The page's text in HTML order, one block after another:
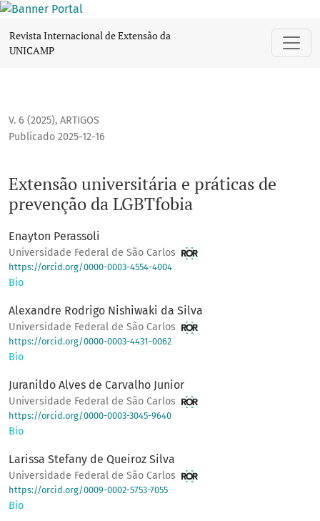
Revista Internacional de Extensão da
UNICAMP
V. 6 (2025), ARTIGOS
Extensão universitária e práticas de
prevenção da LGBTfobia
Publicado 2025-12-16
Enayton Perassoli
Universidade Federal de São Carlos
https://orcid.org/0000-0003-4554-4004
Bio
Alexandre Rodrigo Nishiwaki da Silva
Universidade Federal de São Carlos
https://orcid.org/0000-0003-4431-0062
Bio
Juranildo Alves de Carvalho Junior
Universidade Federal de São Carlos
https://orcid.org/0000-0003-3045-9640
Bio
Larissa Stefany de Queiroz Silva
Universidade Federal de São Carlos
https://orcid.org/0009-0002-5753-7055
Bio